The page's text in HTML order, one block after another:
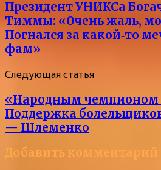
Президент УНИКСа
Тиммы: «Очень жаль,
Погнался за какой‑то
фам»
Следующая статья
«Народным чемпионом
Поддержка
— Шлеменко
Добавить комментарий